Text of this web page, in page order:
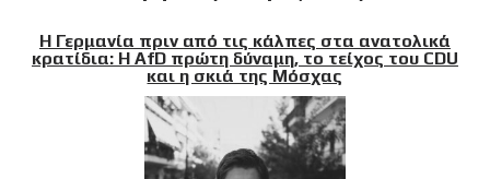
Η Γερμανία πριν από τις κάλπες στα ανατολικά
κρατίδια: Η AfD πρώτη δύναμη, το τείχος του CDU
και η σκιά της Μόσχας